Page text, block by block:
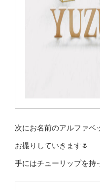
次にお名前のアルファベ
お撮りしていきます🌷
手にはチューリップを持